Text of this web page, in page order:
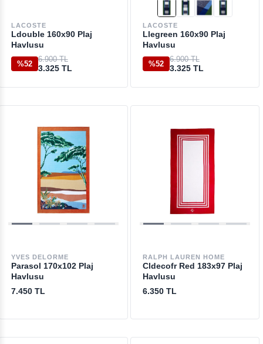
LACOSTE
Ldouble 160x90 Plaj
Havlusu
%52
6.900 TL
3.325 TL
LACOSTE
Llegreen 160x90 Plaj
Havlusu
%52
6.900 TL
3.325 TL
YVES DELORME
Parasol 170x102 Plaj
Havlusu
7.450 TL
RALPH LAUREN HOME
Cldecofr Red 183x97 Plaj
Havlusu
6.350 TL